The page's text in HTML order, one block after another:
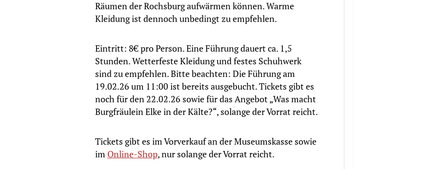
Räumen der Rochsburg aufwärmen können. Warme
Kleidung ist dennoch unbedingt zu empfehlen.
Eintritt: 8€ pro Person.Eine Führung dauert ca. 1,5
Stunden. Wetterfeste Kleidung und festes Schuhwerk
sind zu empfehlen.Bitte beachten: Die Führung am
19.02.26 um 11:00 ist bereits ausgebucht. Tickets gibt es
noch für den 22.02.26 sowie für das Angebot „Was macht
Burgfräulein Elke in der Kälte?“, solange der Vorrat reicht.
Tickets gibt es im Vorverkauf an der Museumskasse sowie
im Online-Shop, nur solange der Vorrat reicht.